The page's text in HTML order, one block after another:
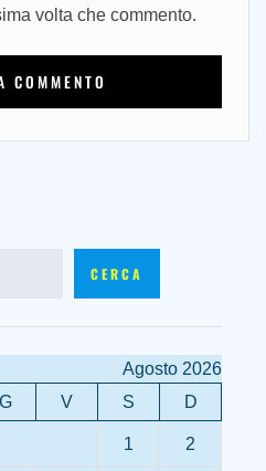
volta che commento.
CERCA
Agosto 2026
G V S D
1 2